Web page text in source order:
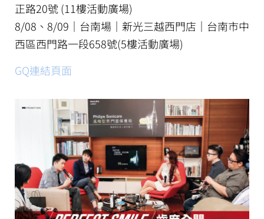
正路20號 (11樓活動廣場)
8/08、8/09│台南場│新光三越西門店│台南市中
西區西門路一段658號(5樓活動廣場)
GQ連結頁面